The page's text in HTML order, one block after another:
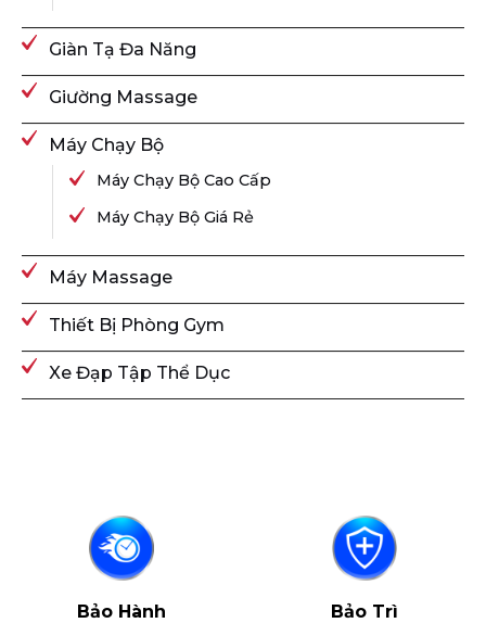
Giàn Tạ Đa Năng
Giường Massage
Máy Chạy Bộ
Máy Chạy Bộ Cao Cấp
Máy Chạy Bộ Giá Rẻ
Máy Massage
Thiết Bị Phòng Gym
Xe Đạp Tập Thể Dục
Bảo Hành Bảo Trì